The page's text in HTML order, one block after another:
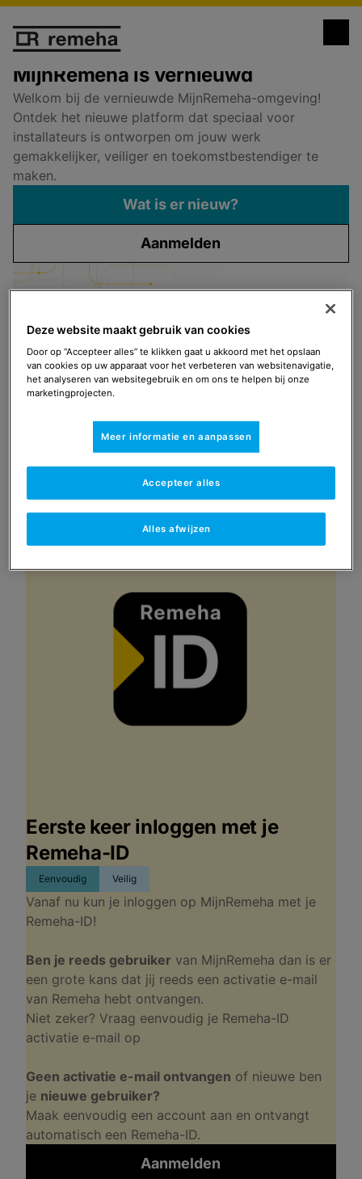
Wat is er nieuw
MijnRemeha is vernieuwd
Welkom bij de vernieuwde MijnRemeha-omgeving!
Ontdek het nieuwe platform dat speciaal voor
installateurs is ontworpen om jouw werk
gemakkelijker, veiliger en toekomstbestendiger te
maken.
Wat is er nieuw?
Aanmelden
Eerste keer inloggen met je
Remeha-ID
Eenvoudig Veilig
Vanaf nu kun je inloggen op MijnRemeha met je
Remeha-ID!
Ben je reeds gebruiker van MijnRemeha dan is er
een grote kans dat jij reeds een activatie e-mail
van Remeha hebt ontvangen.
Niet zeker? Vraag eenvoudig je Remeha-ID
activatie e-mail op
Geen activatie e-mail ontvangen of nieuwe ben
je nieuwe gebruiker?
Maak eenvoudig een account aan en ontvangt
automatisch een Remeha-ID.
Aanmelden
Deze website maakt gebruik van cookies
Door op “Accepteer alles” te klikken gaat u akkoord met het opslaan
van cookies op uw apparaat voor het verbeteren van websitenavigatie,
het analyseren van websitegebruik en om ons te helpen bij onze
marketingprojecten.
Meer informatie en aanpassen
Alles afwijzen
Accepteer alles